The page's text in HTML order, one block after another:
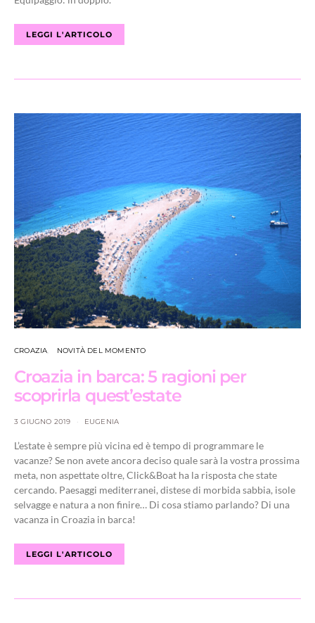
LEGGI L'ARTICOLO
CROAZIA NOVITÀ DEL MOMENTO
Croazia in barca: 5 ragioni per
scoprirla quest’estate
3 GIUGNO 2019 EUGENIA
L’estate è sempre più vicina ed è tempo di programmare le
vacanze? Se non avete ancora deciso quale sarà la vostra prossima
meta, non aspettate oltre, Click&Boat ha la risposta che state
cercando. Paesaggi mediterranei, distese di morbida sabbia, isole
selvagge e natura a non finire… Di cosa stiamo parlando? Di una
vacanza in Croazia in barca!
LEGGI L'ARTICOLO